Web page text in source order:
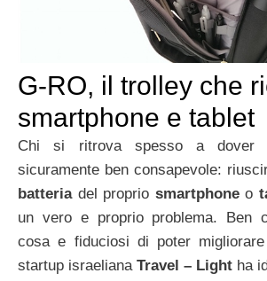
G-RO, il trolley che
smartphone e tablet
Chi si ritrova spesso a dover
sicuramente ben consapevole:
batteriadel proprio smartphoneo
un vero e proprio problema. Ben
cosa e fiduciosi di poter
startup israeliana Travel – Light ha